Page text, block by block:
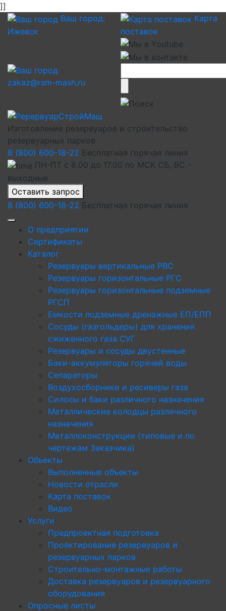
]]
Ваш город:
Ижевск
Карта
поставок
zakaz@rsm-mash.ru
Изготовление резервуаров и строительство
резервуарных парков
8 (800) 600-18-22 Бесплатная горячая линия
ПН-ПТ с 8.00 до 17.00 по МСК СБ, ВС -
выходные
Оставить запрос
8 (800) 600-18-22 Бесплатная горячая линия
О предприятии
Сертификаты
Каталог
Резервуары вертикальные РВС
Резервуары горизонтальные РГС
Резервуары горизонтальные подземные
РГСП
Емкости подземные дренажные ЕП/ЕПП
Сосуды (газгольдеры) для хранения
сжиженного газа СУГ
Резервуары и сосуды двустенные
Баки-аккумуляторы горячей воды
Сепараторы
Воздухосборники и ресиверы газа
Силосы и баки различного назначения
Металлические колодцы различного
назначения
Металлоконструкции (типовые и по
чертежам Заказчика)
Объекты
Выполненные объекты
Новости отрасли
Карта поставок
Видео
Услуги
Предпроектная подготовка
Проектирование резервуаров и
резервуарных парков
Строительно-монтажные работы
Доставка резервуаров и резервуарного
оборудования
Опросные листы